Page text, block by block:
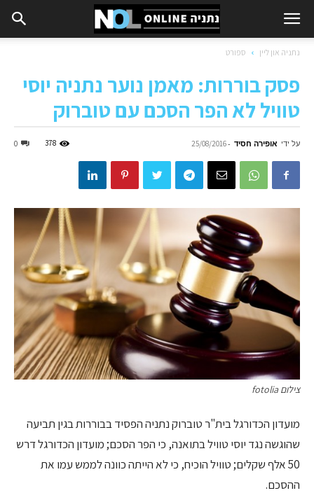
נתניה און ליין ספורט
פסק בוררות: מאמן נוער נתניה יוסי
טוויל לא הפר הסכם עם טוברוק
על ידי אופירה חסיד -
25/08/2016
0 378
צילום fotolia
מועדון הכדורגל בית"ר טוברוק נתניה הפסיד בבוררות בגין תביעה
שהוגשה נגד יוסי טוויל בתואנה, כי הפר הסכם; מועדון הכדורגל דרש
50 אלף שקלים; טוויל הוכיח, כי לא הייתה כוונה לממש עמו את
ההסכם.